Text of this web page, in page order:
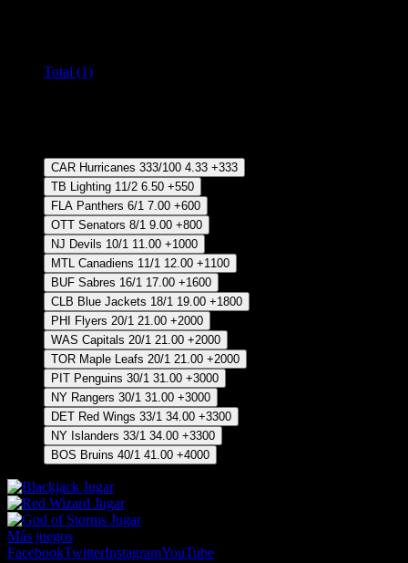
Total (1)
CAR Hurricanes 333/100 4.33 +333
TB Lighting 11/2 6.50 +550
FLA Panthers 6/1 7.00 +600
OTT Senators 8/1 9.00 +800
NJ Devils 10/1 11.00 +1000
MTL Canadiens 11/1 12.00 +1100
BUF Sabres 16/1 17.00 +1600
CLB Blue Jackets 18/1 19.00 +1800
PHI Flyers 20/1 21.00 +2000
WAS Capitals 20/1 21.00 +2000
TOR Maple Leafs 20/1 21.00 +2000
PIT Penguins 30/1 31.00 +3000
NY Rangers 30/1 31.00 +3000
DET Red Wings 33/1 34.00 +3300
NY Islanders 33/1 34.00 +3300
BOS Bruins 40/1 41.00 +4000
Jugar
Jugar
Jugar
Más juegos
FacebookTwitterInstagramYouTube